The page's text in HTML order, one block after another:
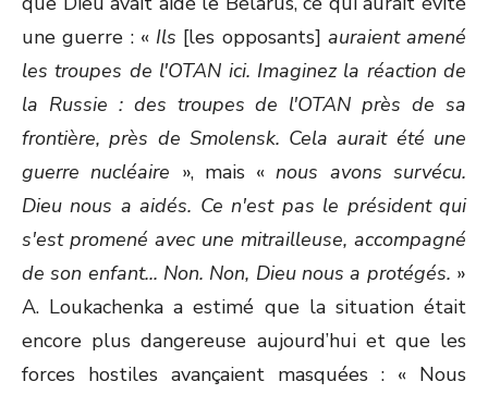
une guerre : « Ils [les opposants] auraient amené
les troupes de l'OTAN ici. Imaginez la réaction de
la Russie : des troupes de l'OTAN près de sa
frontière, près de Smolensk. Cela aurait été une
guerre nucléaire », mais «nous avons survécu.
Dieu nous a aidés. Ce n'est pas le président qui
s'est promené avec une mitrailleuse, accompagné
de son enfant... Non. Non, Dieu nous a protégés. »
A. Loukachenka a estimé que la situation était
encore plus dangereuse aujourd’hui et que les
forces hostiles avançaient masquées : « Nous